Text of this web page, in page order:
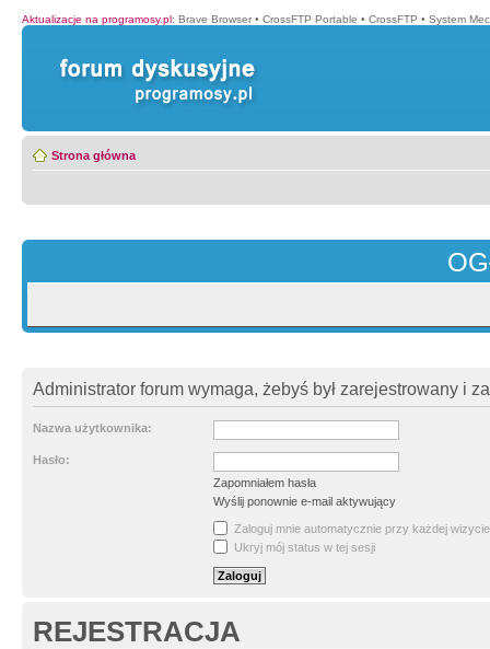
Aktualizacje na programosy.pl: Brave Browser • CrossFTP Portable • CrossFTP • System
Strona główna
Administrator forum wymaga, żebyś był zarejestrowany i
Nazwa użytkownika:
Hasło:
Zapomniałem hasła
Wyślij ponownie e-mail aktywujący
Zaloguj mnie automatycznie przy każdej wizycie
Ukryj mój status w tej sesji
REJESTRACJA